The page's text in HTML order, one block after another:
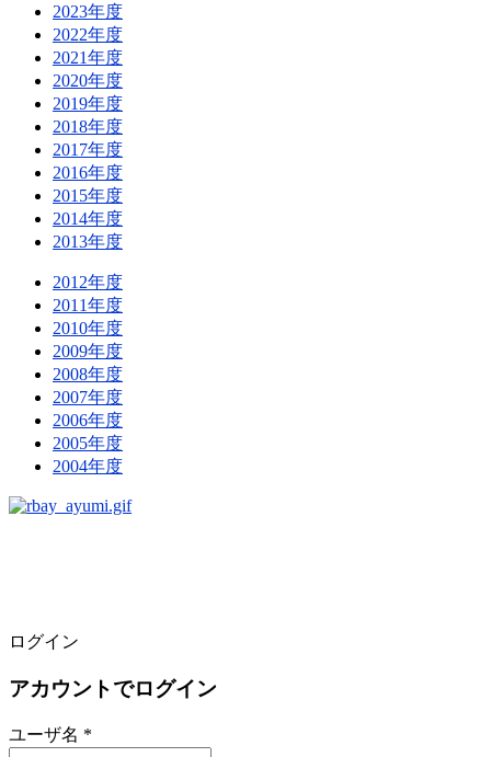
2023年度
2022年度
2021年度
2020年度
2019年度
2018年度
2017年度
2016年度
2015年度
2014年度
2013年度
2012年度
2011年度
2010年度
2009年度
2008年度
2007年度
2006年度
2005年度
2004年度
ログイン
アカウントでログイン
ユーザ名 *